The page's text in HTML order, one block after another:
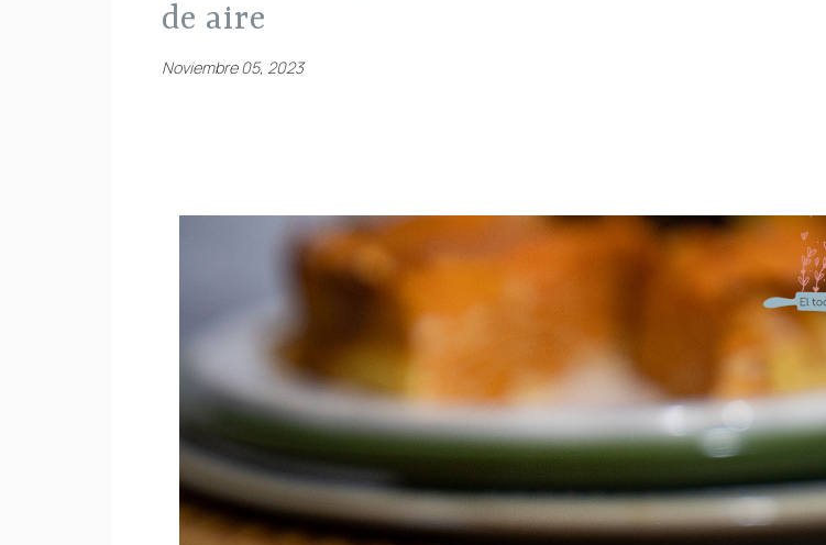
de aire
Noviembre 05, 2023